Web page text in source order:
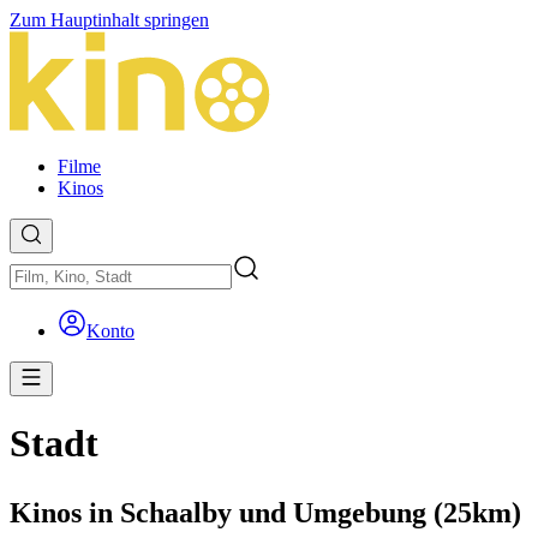
Zum Hauptinhalt springen
Filme
Kinos
Konto
Stadt
Kinos in Schaalby und Umgebung (25km)